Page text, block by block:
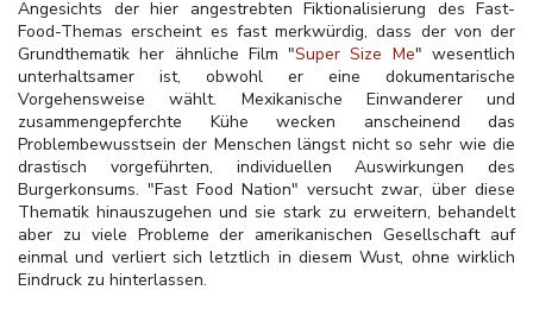
Angesichts der hier angestrebten Fiktionalisierung des Fast-
Food-Themas erscheint es fast merkwürdig, dass der von der
Grundthematik her ähnliche Film "Super Size Me" wesentlich
unterhaltsamer ist, obwohl er eine dokumentarische
Vorgehensweise wählt. Mexikanische Einwanderer und
zusammengepferchte Kühe wecken anscheinend das
Problembewusstsein der Menschen längst nicht so sehr wie die
drastisch vorgeführten, individuellen Auswirkungen des
Burgerkonsums. "Fast Food Nation" versucht zwar, über diese
Thematik hinauszugehen und sie stark zu erweitern, behandelt
aber zu viele Probleme der amerikanischen Gesellschaft auf
einmal und verliert sich letztlich in diesem Wust, ohne wirklich
Eindruck zu hinterlassen.